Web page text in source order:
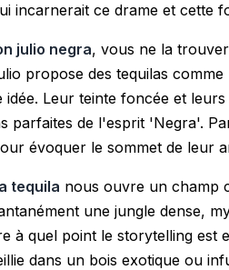
incarnerait ce drame et cette
julio negra, vous ne la
propose des tequilas comme
Leur teinte foncée et
parfaites de l'esprit 'Negra'.
évoquer le sommet de leur
tequila nous ouvre un champ
une jungle dense,
à quel point le storytelling est
dans un bois exotique ou